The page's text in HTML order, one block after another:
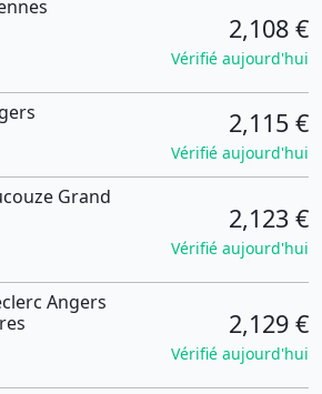
2,108 €
Vérifié aujourd'hui
2,115 €
Vérifié aujourd'hui
Grand
2,123 €
Vérifié aujourd'hui
Angers
2,129 €
Vérifié aujourd'hui